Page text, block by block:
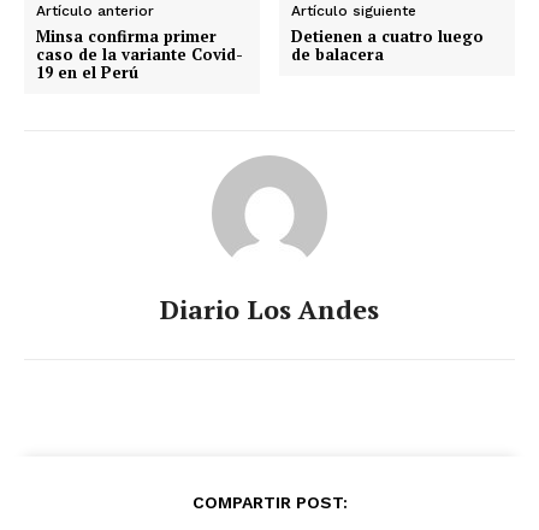
Artículo anterior
Minsa confirma primer
caso de la variante Covid-
19 en el Perú
Artículo siguiente
Detienen a cuatro luego
de balacera
Diario Los Andes
COMPARTIR POST: